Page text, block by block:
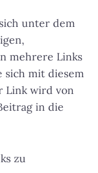
unter dem
mehrere Links
sich mit diesem
Link wird von
in die
zu